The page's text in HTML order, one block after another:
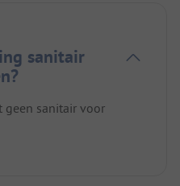
sanitair
geen sanitair voor